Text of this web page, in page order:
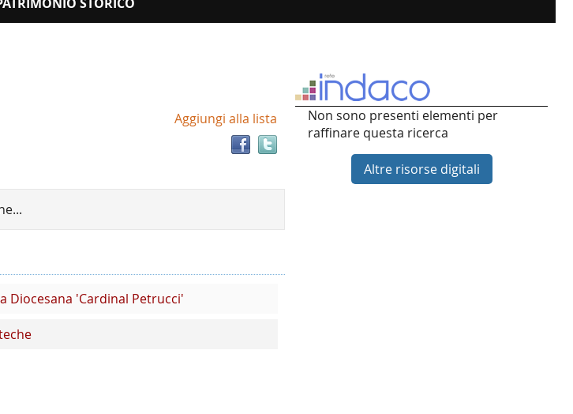
Trova
documento
risorse
Aggiungi alla lista
Diocesana 'Cardinal Petrucci'
Non sono presenti elementi per
raffinare questa ricerca
Altre risorse digitali